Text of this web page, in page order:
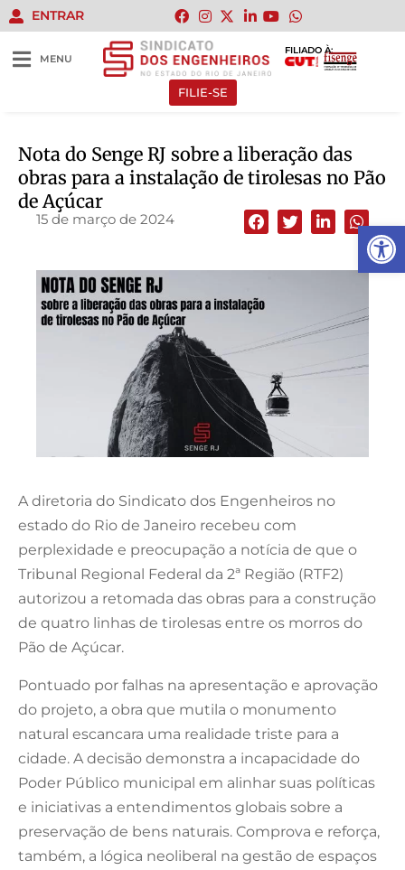
Abrir
ENTRAR
MENU
FILIADO À:
FILIE-SE
Nota do Senge RJ sobre a liberação das
obras para a instalação de tirolesas no Pão
de Açúcar
15 de março de 2024
A diretoria do Sindicato dos Engenheiros no
estado do Rio de Janeiro recebeu com
perplexidade e preocupação a notícia de que o
Tribunal Regional Federal da 2ª Região (RTF2)
autorizou a retomada das obras para a construção
de quatro linhas de tirolesas entre os morros do
Pão de Açúcar.
Pontuado por falhas na apresentação e aprovação
do projeto, a obra que mutila o monumento
natural escancara uma realidade triste para a
cidade. A decisão demonstra a incapacidade do
Poder Público municipal em alinhar suas políticas
e iniciativas a entendimentos globais sobre a
preservação de bens naturais. Comprova e reforça,
também, a lógica neoliberal na gestão de espaços